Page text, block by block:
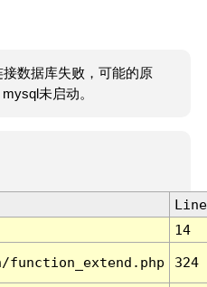
数据库失败，可能的原
未启动。
Line
14
324